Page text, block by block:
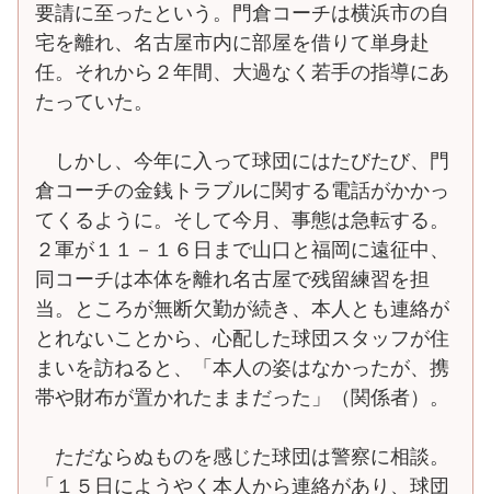
要請に至ったという。門倉コーチは横浜市の自
宅を離れ、名古屋市内に部屋を借りて単身赴
任。それから２年間、大過なく若手の指導にあ
たっていた。
しかし、今年に入って球団にはたびたび、門
倉コーチの金銭トラブルに関する電話がかかっ
てくるように。そして今月、事態は急転する。
２軍が１１－１６日まで山口と福岡に遠征中、
同コーチは本体を離れ名古屋で残留練習を担
当。ところが無断欠勤が続き、本人とも連絡が
とれないことから、心配した球団スタッフが住
まいを訪ねると、「本人の姿はなかったが、携
帯や財布が置かれたままだった」（関係者）。
ただならぬものを感じた球団は警察に相談。
「１５日にようやく本人から連絡があり、球団